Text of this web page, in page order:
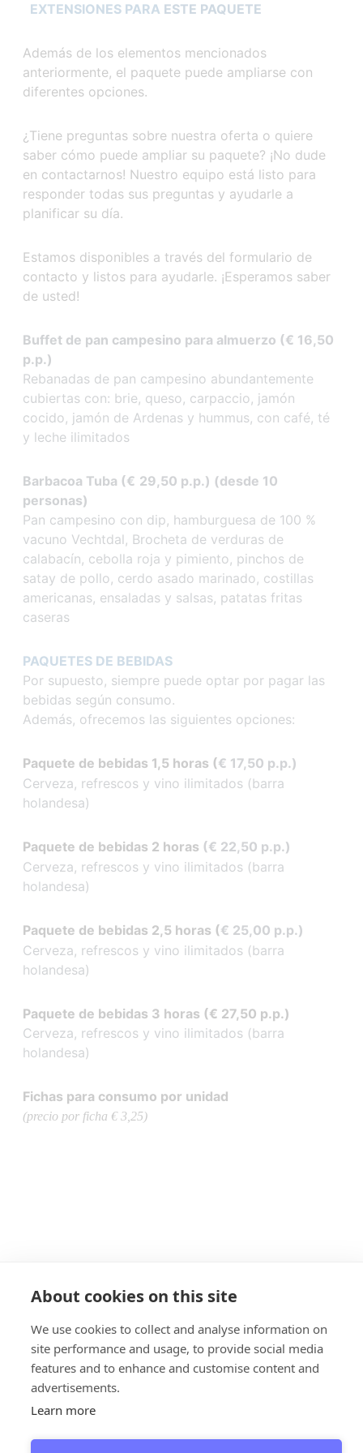
EXTENSIONES PARA ESTE PAQUETE
Además de los elementos mencionados
anteriormente, el paquete puede ampliarse con
diferentes opciones.
¿Tiene preguntas sobre nuestra oferta o quiere
saber cómo puede ampliar su paquete? ¡No dude
en contactarnos! Nuestro equipo está listo para
responder todas sus preguntas y ayudarle a
planificar su día.
Estamos disponibles a través del formulario de
contacto y listos para ayudarle. ¡Esperamos saber
de usted!
Buffet de pan campesino para almuerzo (€ 16,50
p.p.)
Rebanadas de pan campesino abundantemente
cubiertas con: brie, queso, carpaccio, jamón
cocido, jamón de Ardenas y hummus, con café, té
y leche ilimitados
Barbacoa Tuba (€ 29,50 p.p.) (desde 10
personas)
Pan campesino con dip, hamburguesa de 100 %
vacuno Vechtdal, Brocheta de verduras de
calabacín, cebolla roja y pimiento, pinchos de
satay de pollo, cerdo asado marinado, costillas
americanas, ensaladas y salsas, patatas fritas
caseras
PAQUETES DE BEBIDAS
Por supuesto, siempre puede optar por pagar las
bebidas según consumo.
Además, ofrecemos las siguientes opciones:
Paquete de bebidas 1,5 horas (€ 17,50 p.p.)
Cerveza, refrescos y vino ilimitados (barra
holandesa)
Paquete de bebidas 2 horas (€ 22,50 p.p.)
Cerveza, refrescos y vino ilimitados (barra
holandesa)
Paquete de bebidas 2,5 horas (€ 25,00 p.p.)
Cerveza, refrescos y vino ilimitados (barra
holandesa)
Paquete de bebidas 3 horas (€ 27,50 p.p.)
Cerveza, refrescos y vino ilimitados (barra
holandesa)
Fichas para consumo por unidad
(precio por ficha € 3,25)
Giethoorn - Giethoorn Campaign
About cookies on this site
We use cookies to collect and analyse information on
site performance and usage, to provide social media
features and to enhance and customise content and
advertisements.
Learn more